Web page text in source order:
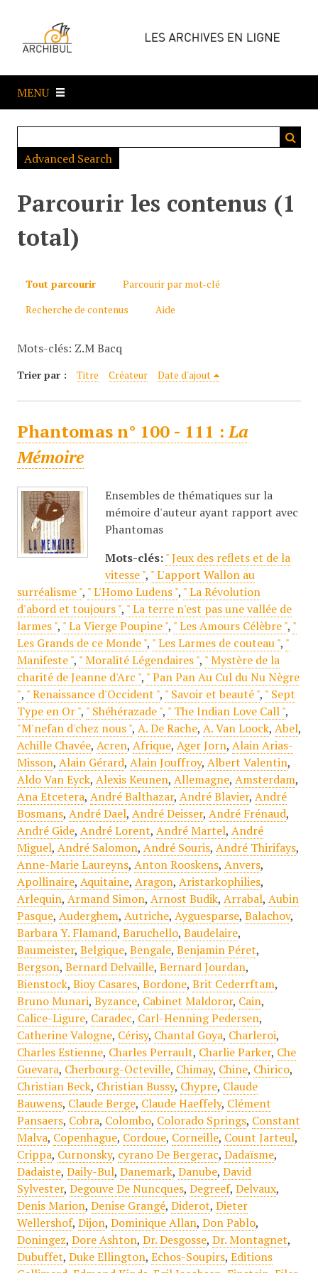
e
a
MENU
Advanced Search
Parcourir les contenus (1
total)
Tout parcourir
Parcourir par mot-clé
Recherche de contenus
Aide
Mots-clés: Z.M Bacq
Trier par : Titre Créateur Date d'ajout
Phantomas n° 100 - 111 :La
Mémoire
Ensembles de thématiques sur la
mémoire d'auteur ayant rapport avec
Phantomas
Mots-clés: " Jeux des reflets et de la
vitesse ", " L'apport Wallon au
surréalisme ", " L'Homo Ludens ", " La Révolution
d'abord et toujours ", " La terre n'est pas une vallée de
larmes ", " La Vierge Poupine ", " Les Amours Célèbre ", "
Les Grands de ce Monde ", " Les Larmes de couteau ", "
Manifeste ", " Moralité Légendaires ", " Mystère de la
charité de Jeanne d'Arc ", " Pan Pan Au Cul du Nu Nègre
", " Renaissance d'Occident ", " Savoir et beauté ", " Sept
Type en Or ", " Shéhérazade ", " The Indian Love Call ",
"M'nefan d'chez nous ", A. De Rache, A. Van Loock, Abel,
Achille Chavée, Acren, Afrique, Ager Jorn, Alain Arias-
Misson, Alain Gérard, Alain Jouffroy, Albert Valentin,
Aldo Van Eyck, Alexis Keunen, Allemagne, Amsterdam,
Ana Etcetera, André Balthazar, André Blavier, André
Bosmans, André Dael, André Deisser, André Frénaud,
André Gide, André Lorent, André Martel, André
Miguel, André Salomon, André Souris, André Thirifays,
Anne-Marie Laureyns, Anton Rooskens, Anvers,
Apollinaire, Aquitaine, Aragon, Aristarkophilies,
Arlequin, Armand Simon, Arnost Budik, Arrabal, Aubin
Pasque, Auderghem, Autriche, Ayguesparse, Balachov,
Barbara Y. Flamand, Baruchello, Baudelaire,
Baumeister, Belgique, Bengale, Benjamin Péret,
Bergson, Bernard Delvaille, Bernard Jourdan,
Bienstock, Bioy Casares, Bordone, Brit Cederrftam,
Bruno Munari, Byzance, Cabinet Maldoror, Cain,
Calice-Ligure, Caradec, Carl-Henning Pedersen,
Catherine Valogne, Cérisy, Chantal Goya, Charleroi,
Charles Estienne, Charles Perrault, Charlie Parker, Che
Guevara, Cherbourg-Octeville, Chimay, Chine, Chirico,
Christian Beck, Christian Bussy, Chypre, Claude
Bauwens, Claude Berge, Claude Haeffely, Clément
Pansaers, Cobra, Colombo, Colorado Springs, Constant
Malva, Copenhague, Cordoue, Corneille, Count Jarteul,
Crippa, Curnonsky, cyrano De Bergerac, Dadaïsme,
Dadaiste, Daily-Bul, Danemark, Danube, David
Sylvester, Degouve De Nuncques, Degreef, Delvaux,
Denis Marion, Denise Grangé, Diderot, Dieter
Wellershof, Dijon, Dominique Allan, Don Pablo,
Doningez, Dore Ashton, Dr. Desgosse, Dr. Montagnet,
Dubuffet, Duke Ellington, Echos-Soupirs, Editions